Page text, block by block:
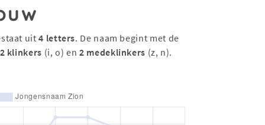
uit4 letters. De naam begint met de
2 klinkers (i, o) en2 medeklinkers (z, n).